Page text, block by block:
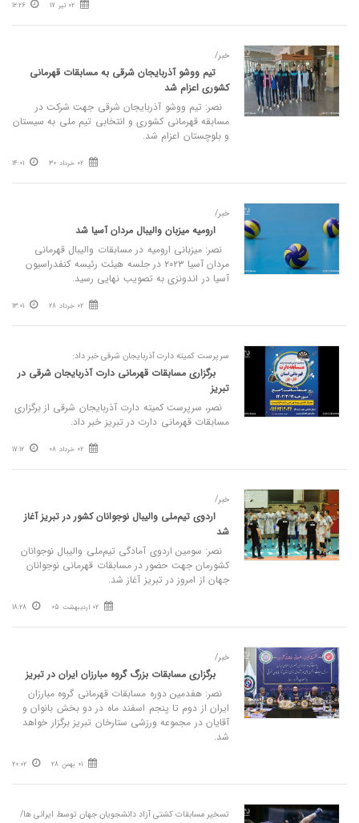
02 تیر 17 12:26
خبر/
تیم ووشو آذربایجان شرقی به مسابقات قهرمانی
کشوری اعزام شد
نصر: تیم ووشو آذربایجان شرقی جهت شرکت در
مسابقه قهرمانی کشوری و انتخابی تیم ملی به سیستان
و بلوچستان اعزام شد.
02 خرداد 30 14:01
خبر/
ارومیه میزبان والیبال مردان آسیا شد
نصر: میزبانی ارومیه در مسابقات والیبال قهرمانی
مردان آسیا ۲۰۲۳ در جلسه هیئت رئیسه کنفدراسیون
آسیا در اندونزی به تصویب نهایی رسید.
02 خرداد 28 13:01
سرپرست کمیته دارت آذربایجان شرقی خبر داد:
برگزاری مسابقات قهرمانی دارت آذربایجان شرقی در
تبریز
نصر، سرپرست کمیته دارت آذربایجان شرقی از برگزاری
مسابقات قهرمانی دارت در تبریز خبر داد.
02 خرداد 08 17:12
خبر/
اردوی تیم‌ملی والیبال نوجوانان کشور در تبریز آغاز
شد
نصر: سومین اردوی آمادگی تیم‌ملی والیبال نوجوانان
کشورمان جهت حضور در مسابقات قهرمانی نوجوانان
جهان از امروز در تبریز آغاز شد.
02 اردیبهشت 05 18:28
خبر/
برگزاری مسابقات بزرگ گروه مبارزان ایران در تبریز
نصر: هفدمین دوره مسابقات قهرمانی گروه مبارزان
ایران از دوم تا پنجم اسفند ماه در دو بخش بانوان و
آقایان در مجموعه ورزشی ستارخان تبریز برگزار خواهد
شد.
01 بهمن 28 20:02
تسخیر مسابقات کشتی آزاد دانشجویان جهان توسط ایرانی‌ ها/